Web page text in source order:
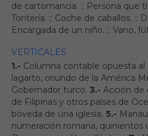
de cartomancia. :: Persona que
Tontería. :: Coche de caballos. ::
Encargada de un niño. :: Vano,
VERTICALES
1.- Columna contable opuesta al
lagarto, oriundo de la América
Gobernador turco. 3.- Acción de
de Filipinas y otros países de
bóveda de una iglesia. 5.-
numeración romana, quinientos